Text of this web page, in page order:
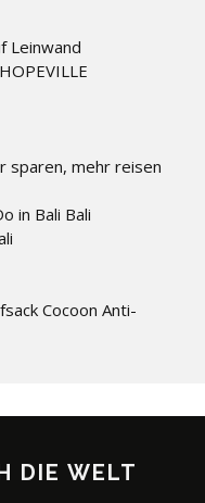
Leinwand
HOPEVILLE
sparen, mehr reisen
Bali
Cocoon Anti-
DIE WELT